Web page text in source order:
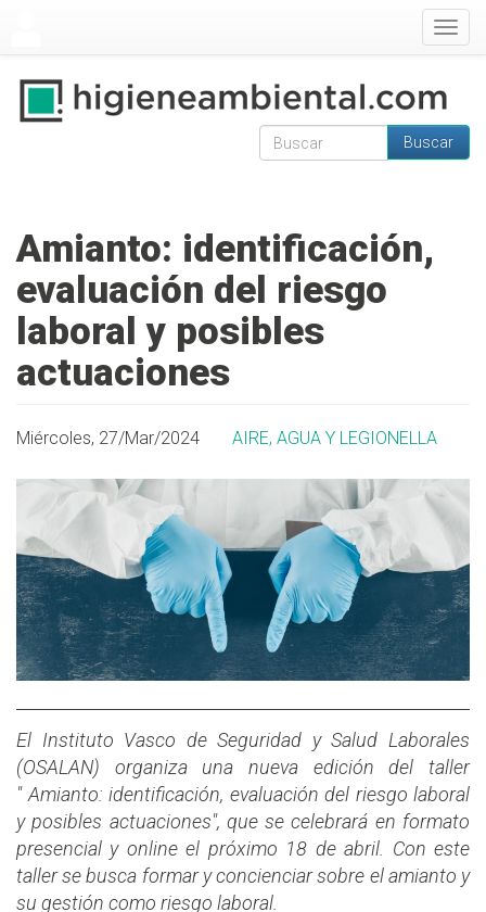
Formulario de
Buscar
Amianto: identificación,
evaluación del riesgo
laboral y posibles
actuaciones
Miércoles, 27/Mar/2024 AIRE, AGUA Y LEGIONELLA
El Instituto Vasco de Seguridad y Salud Laborales
(OSALAN) organiza una nueva edición del taller
" Amianto: identificación, evaluación del riesgo laboral
y posibles actuaciones", que se celebrará en formato
presencial y online el próximo 18 de abril. Con este
taller se busca formar y concienciar sobre el amianto y
su gestión como riesgo laboral.